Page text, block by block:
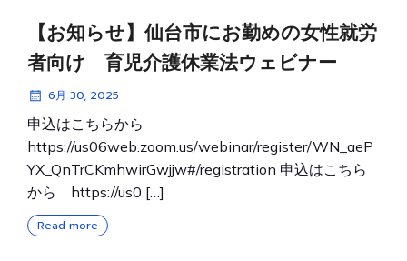
【お知らせ】仙台市にお勤めの女性就労
者向け 育児介護休業法ウェビナー
6月 30, 2025
申込はこちらから
https://us06web.zoom.us/webinar/register/WN_aeP
YX_QnTrCKmhwirGwjjw#/registration 申込はこちら
から https://us0 […]
Read more